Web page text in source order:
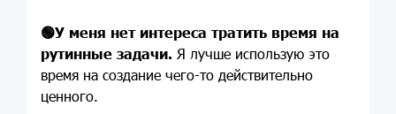
🟢У меня нет интереса тратить время на
рутинные задачи. Я лучше использую это
время на создание чего-то действительно
ценного.